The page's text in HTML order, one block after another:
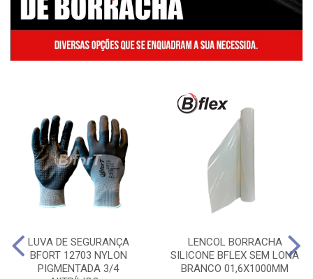
LUVA DE SEGURANÇA
BFORT 12703 NYLON
PIGMENTADA 3/4
LENCOL BORRACHA
SILICONE BFLEX SEM LONA
BRANCO 01,6X1000MM